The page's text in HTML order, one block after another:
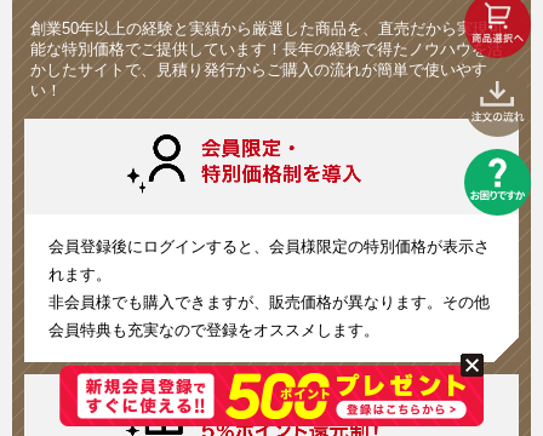
創業50年以上の経験と実績から厳選した商品を、直売だから実現可
能な特別価格でご提供しています！長年の経験で得たノウハウを活
かしたサイトで、見積り発行からご購入の流れが簡単で使いやす
い！
会員登録後にログインすると、会員様限定の特別価格が表示さ
れます。
非会員様でも購入できますが、販売価格が異なります。その他
会員特典も充実なので登録をオススメします。